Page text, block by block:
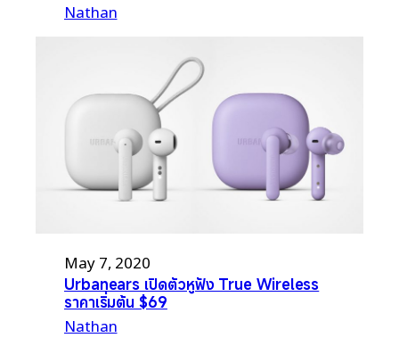
Nathan
May 7, 2020
Urbanears เปิดตัวหูฟัง True Wireless
ราคาเริ่มต้น $69
Nathan